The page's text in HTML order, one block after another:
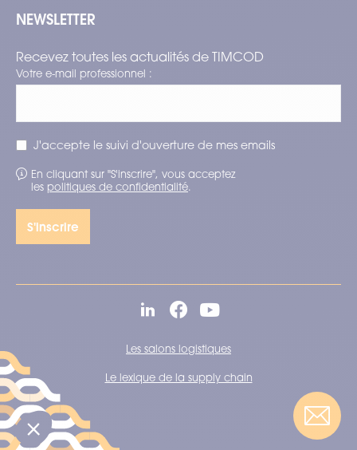
NEWSLETTER
Recevez toutes les actualités de TIMCOD
Votre e-mail professionnel :
J'accepte le suivi d'ouverture de mes emails
En cliquant sur "S'inscrire", vous acceptez
les politiques de confidentialité.
Les salons logistiques
Le lexique de la supply chain